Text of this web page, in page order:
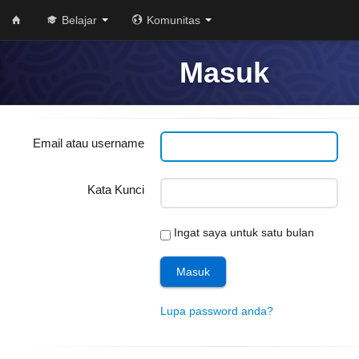
Belajar Komunitas
Masuk
Email atau username
Kata Kunci
Ingat saya untuk satu bulan
Lupa password anda?